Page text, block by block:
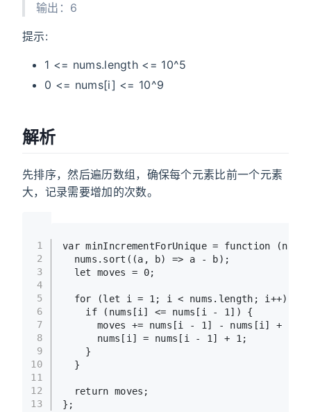
输出：6
提示:
1 <= nums.length <= 10^5
0 <= nums[i] <= 10^9
解析
先排序，然后遍历数组，确保每个元素比前一个元素
大，记录需要增加的次数。
1
2
3
4
5
6
7
8
9
10
11
12
13
var minIncrementForUnique = function (nums
  nums.
sort ( (a, b) => a - b);
let
moves = 0;
for (let i = 1 ; i < nums. length ; i++) {
if (nums[i] <= nums[i - 1 ]) {
      moves += nums[i -
1 ] - nums[i] +
      nums[i] = nums[i -
1 ] + 1 ;
    }
  }
return moves;
};